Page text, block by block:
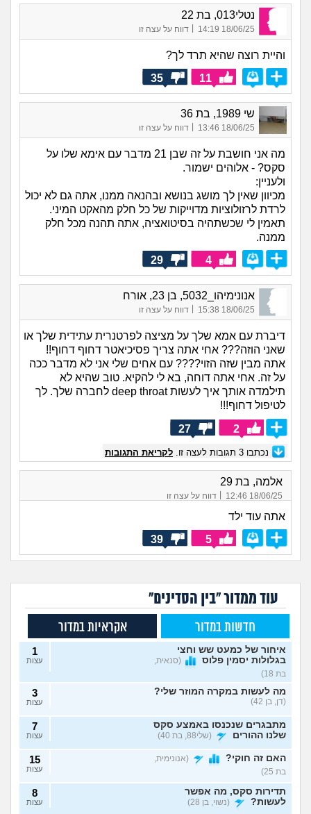
נטלי013, בת 22
18/06/25 14:19
| דווח על עצה זו
והיית רוצה שהיא תרד לך?
11
35
שי 1989, בת 36
18/06/25 13:46 דווח על עצה זו
מה אני חושבת על זה שבן 21 מדבר עם אימא שלו על
סקס? - אלוהים ישמור.
ולעניין:
מכיוון שאין לך מושג בנושא ובהנאה ממנו, אתה גם לא יכול
לרדת לרזולוציות מדוייקות של כל חלק מהאקט המיני.
תאמין לי שכשתהיה בסיטואציה, אתה תהנה מכל חלק
ממנה.
4
29
אנונימיהו_5032, בן 23, אורח
18/06/25 15:38 דווח על עצה זו
דיברת עם אמא שלך על מציצה לפרטנרית עתידית שלך או
שאני הוזה??? אחי אתה צריך פסיכיאטר דחוף דחוף!!
אתה מבין שזה הזוי???? עם אחים שלי אני לא מדבר ככה
על זה. אחי אתה דוחה, בא לי להקיא. טוב שהיא לא
תילמדה אותך איך לעשות deep throat לחברה שלך. לך
לטיפול דחוף!!!
2
27
נכתבו 3 תגובות לעצה זו. לקריאת התגובות
אלמה, בת 29
18/06/25 12:46
| דווח על עצה זו
אתה עוד ילד
5
39
עוד ממדור "בין הסדינים"
חדשות במדור אקראיות במדור
איחור של כמעט שש וחצי
בגלולות יסמין פלוס
(סנאית,
בת 18)
1
עצות
מה לעשות במקרה המוזר שלי?
(דן, בן 42)
3
עצות
מתבגרים שנכנסו באמצע סקס
שלנו ההורים
(שלי88, בת 40)
7
עצות
האם זה חוקי?
(אנונימית,
בת 25)
15
עצות
תדירות סקס, מה אפשר
לעשות?
(נשוי, בן 28)
8
עצות